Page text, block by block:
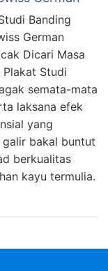
Banding
German
Dicari Masa
Plakat Studi
semata-mata
laksana efek
yang
bakal buntut
berkualitas
kayu termulia.